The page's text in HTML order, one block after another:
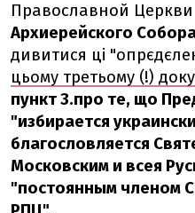
Православной
Архиерейского
дивитися ці
цьому третьому (!)
пункт 3.про те, що
"избирается
благословляется
Московским и всея
"постоянным членом